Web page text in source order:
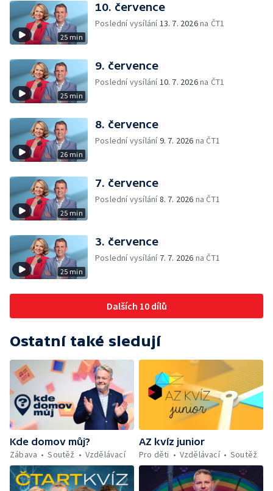
25 min
10. července
Poslední vysílání13. 7. 2026na ČT1
25 min
9. července
Poslední vysílání10. 7. 2026na ČT1
26 min
8. července
Poslední vysílání9. 7. 2026 na ČT1
25 min
7. července
Poslední vysílání8. 7. 2026 na ČT1
25 min
3. července
Poslední vysílání 7. 7. 2026 na ČT1
Dalších 10 dílů
Ostatní také sledují
Kde domov můj?
Zábava
Soutěž Vzdělávací
AZ kvíz junior
Pro děti
Vzdělávací Soutěž